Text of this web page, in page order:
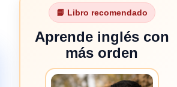
📘 Libro recomendado
Aprende inglés con
más orden